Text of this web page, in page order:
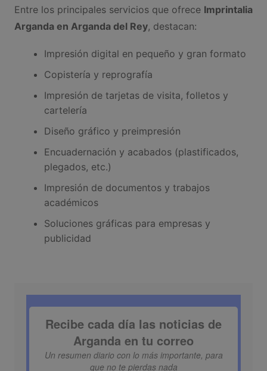
Entre los principales servicios que ofrece Imprintalia
Arganda en Arganda del Rey, destacan:
Impresión digital en pequeño y gran formato
Copistería y reprografía
Impresión de tarjetas de visita, folletos y
cartelería
Diseño gráfico y preimpresión
Encuadernación y acabados (plastificados,
plegados, etc.)
Impresión de documentos y trabajos
académicos
Soluciones gráficas para empresas y
publicidad